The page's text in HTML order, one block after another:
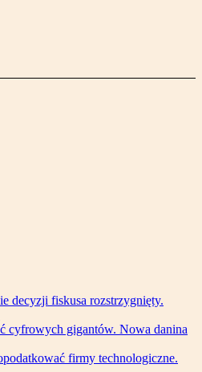
decyzji fiskusa rozstrzygnięty.
cyfrowych gigantów. Nowa danina
firmy technologiczne.